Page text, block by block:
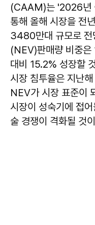
(CAAM)는 '2026년
통해 올해 시장을 전
3480만대 규모로 전
(NEV)판매량 비중
대비 15.2% 성장할
시장 침투율은 지난
NEV가 시장 표준이
시장이 성숙기에 접
술 경쟁이 격화될 것